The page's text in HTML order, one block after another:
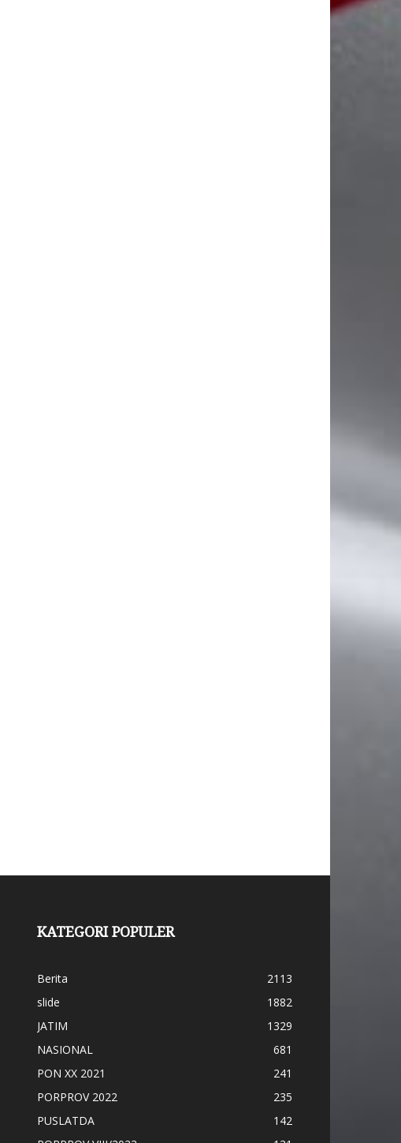
KATEGORI POPULER
Berita
2113
slide
1882
JATIM
1329
NASIONAL
681
PON XX 2021
241
PORPROV 2022
235
PUSLATDA
142